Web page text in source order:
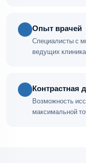
Опыт врачей
Специалисты с
ведущих
Контрастная
Возможность
максимальной